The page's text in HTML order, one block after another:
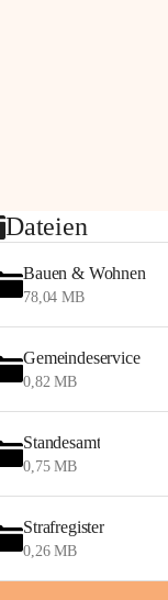
Dateien
Bauen & Wohnen
78,04 MB
Gemeindeservice
0,82 MB
Standesamt
0,75 MB
Strafregister
0,26 MB